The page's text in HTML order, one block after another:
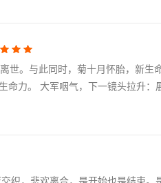
世。与此同时，菊十月怀胎，新
命力。 大军咽气，下一镜头拉升